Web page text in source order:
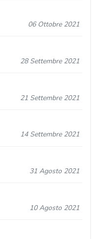
06 Ottobre 2021
28 Settembre 2021
21 Settembre 2021
14 Settembre 2021
31 Agosto 2021
10 Agosto 2021